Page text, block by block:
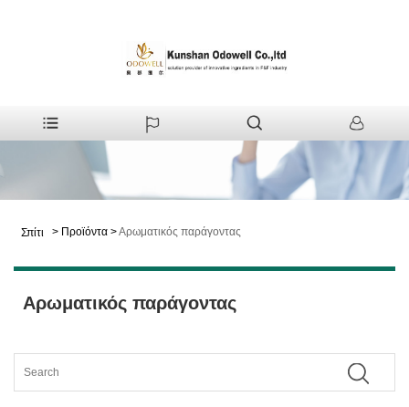
Σπίτι > Προϊόντα >Αρωματικός παράγοντας
Αρωματικός παράγοντας